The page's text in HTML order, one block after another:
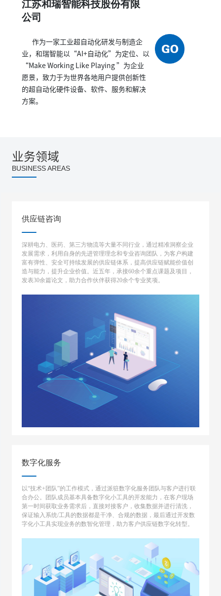
江苏和瑞智能科技股份有限
公司
作为一家工业超自动化研发与制造企
业，和瑞智能以“AI+自动化”为定位、以
“Make Working Like Playing ”为企业
愿景，致力于为世界各地用户提供创新性
的超自动化硬件设备、软件、服务和解决
方案。
业务领域
BUSINESS AREAS
供应链咨询
深耕电力、医药、第三方物流等大量不同行业，通过精准洞察企业
发展需求，利用自身的先进管理理念和专业咨询团队，为客户构建
富有弹性、安全可持续发展的供应链体系，提高供应链赋能价值创
造与能力，提升企业价值。近五年，承接60余个重点课题及项目，
发表30余篇论文，助力合作伙伴获得20余个专业奖项。
数字化服务
以“技术+团队”的工作模式，通过派驻数字化服务团队与客户进行联
合办公。团队成员基本具备数字化小工具的开发能力，在客户现场
第一时间获取业务需求后，直接对接客户，收集数据并进行清洗，
保证输入系统/工具的数据都是干净、合规的数据，最后通过开发数
字化小工具实现业务的数智化管理，助力客户供应链数字化转型。